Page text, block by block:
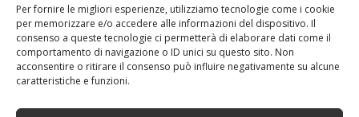
Per fornire le migliori esperienze, utilizziamo tecnologie come i cookie
per memorizzare e/o accedere alle informazioni del dispositivo. Il
consenso a queste tecnologie ci permetterà di elaborare dati come il
comportamento di navigazione o ID unici su questo sito. Non
acconsentire o ritirare il consenso può influire negativamente su alcune
caratteristiche e funzioni.
Articoli recenti
Assicurazione auto e sostituzione lunotto: le cose
da sapere
21 Aprile,2026